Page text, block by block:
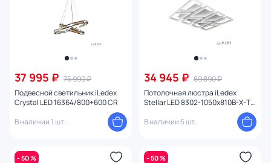
37 995 ₽ 75 990 ₽
Подвесной светильник iLedex
Crystal LED 16364/800+600 CR
В наличии 1 шт.
34 945 ₽ 69 890 ₽
Потолочная люстра iLedex
Stellar LED 8302-1050x810B-X-T
В наличии 5 шт.
- 50 % - 50 %